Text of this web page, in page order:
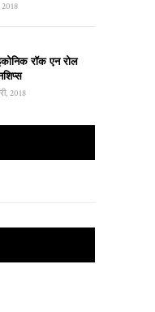
2018
रॉक एन रोल
2018